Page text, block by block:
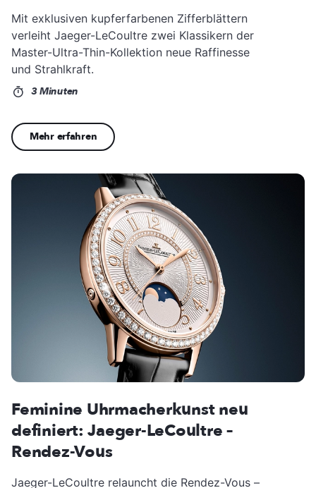
Mit exklusiven kupferfarbenen Zifferblättern
verleiht Jaeger-LeCoultre zwei Klassikern der
Master-Ultra-Thin-Kollektion neue Raffinesse
und Strahlkraft.
3 Minuten
Mehr erfahren
Feminine Uhrmacherkunst neu
definiert: Jaeger-LeCoultre –
Rendez-Vous
Jaeger-LeCoultre relauncht die Rendez-Vous –